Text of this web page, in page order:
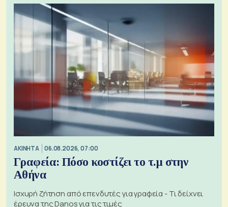
ΑΚΙΝΗΤΑ 06.08.2026, 07:00
Γραφεία: Πόσο κοστίζει το τ.μ στην
Αθήνα
Ισχυρή ζήτηση από επενδυτές για γραφεία - Τι δείχνει
έρευνα της Danos για τις τιμές